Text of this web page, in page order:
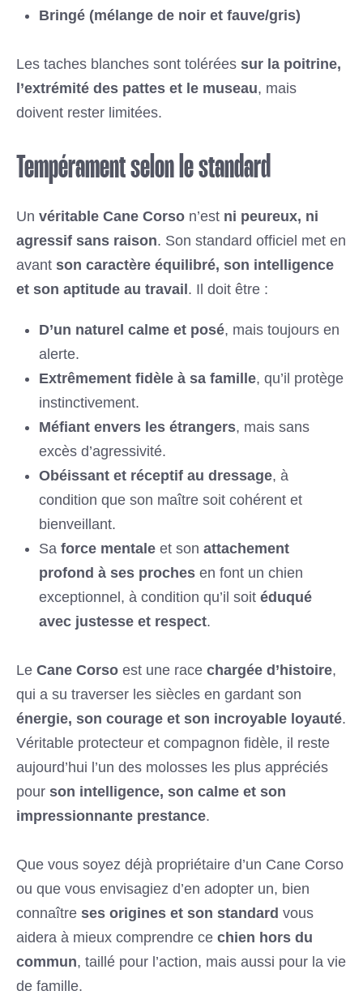
Bringé (mélange de noir et fauve/gris)
Les taches blanches sont tolérées sur la poitrine,
l’extrémité des pattes et le museau, mais
doivent rester limitées.
Tempérament selon le standard
Un véritable Cane Corso n’est ni peureux, ni
agressif sans raison. Son standard officiel met en
avant son caractère équilibré, son intelligence
et son aptitude au travail. Il doit être :
D’un naturel calme et posé, mais toujours en
alerte.
Extrêmement fidèle à sa famille, qu’il protège
instinctivement.
Méfiant envers les étrangers, mais sans
excès d’agressivité.
Obéissant et réceptif au dressage, à
condition que son maître soit cohérent et
bienveillant.
Sa force mentale et son attachement
profond à ses proches en font un chien
exceptionnel, à condition qu’il soit éduqué
avec justesse et respect.
Le Cane Corso est une race chargée d’histoire,
qui a su traverser les siècles en gardant son
énergie, son courage et son incroyable loyauté.
Véritable protecteur et compagnon fidèle, il reste
aujourd’hui l’un des molosses les plus appréciés
pour son intelligence, son calme et son
impressionnante prestance.
Que vous soyez déjà propriétaire d’un Cane Corso
ou que vous envisagiez d’en adopter un, bien
connaître ses origines et son standard vous
aidera à mieux comprendre ce chien hors du
commun, taillé pour l’action, mais aussi pour la vie
de famille.